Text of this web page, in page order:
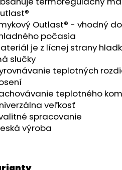
Outlast® - vhodný do
počasia
je z lícnej strany
slučky
teplotných
teplotného
veľkosť
spracovanie
výroba